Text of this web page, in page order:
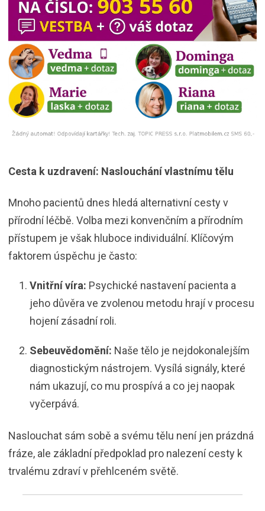
Cesta k uzdravení: Naslouchání vlastnímu tělu
Mnoho pacientů dnes hledá alternativní cesty v
přírodní léčbě. Volba mezi konvenčním a přírodním
přístupem je však hluboce individuální. Klíčovým
faktorem úspěchu je často:
Vnitřní víra: Psychické nastavení pacienta a
jeho důvěra ve zvolenou metodu hrají v procesu
hojení zásadní roli.
Sebeuvědomění: Naše tělo je nejdokonalejším
diagnostickým nástrojem. Vysílá signály, které
nám ukazují, co mu prospívá a co jej naopak
vyčerpává.
Naslouchat sám sobě a svému tělu není jen prázdná
fráze, ale základní předpoklad pro nalezení cesty k
trvalému zdraví v přehlceném světě.